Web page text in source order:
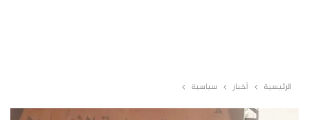
الرئيسية أخبار سياسية